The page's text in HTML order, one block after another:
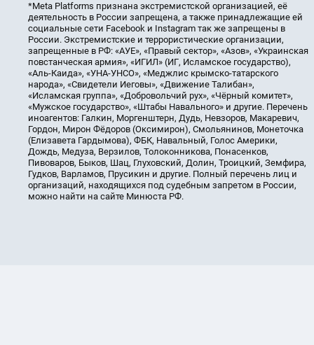
*Meta Platforms признана экстремистской организацией, её
деятельность в России запрещена, а также принадлежащие ей
социальные сети Facebook и Instagram так же запрещены в
России. Экстремистские и террористические организации,
запрещенные в РФ: «АУЕ», «Правый сектор», «Азов», «Украинская
повстанческая армия», «ИГИЛ» (ИГ, Исламское государство),
«Аль-Каида», «УНА-УНСО», «Меджлис крымско-татарского
народа», «Свидетели Иеговы», «Движение Талибан»,
«Исламская группа», «Добровольчий рух», «Чёрный комитет»,
«Мужское государство», «Штабы Навального» и другие. Перечень
иноагентов: Галкин, Моргенштерн, Дудь, Невзоров, Макаревич,
Гордон, Мирон Фёдоров (Оксимирон), Смольянинов, Монеточка
(Елизавета Гардымова), ФБК, Навальный, Голос Америки,
Дождь, Медуза, Верзилов, Толоконникова, Понасенков,
Пивоваров, Быков, Шац, Глуховский, Долин, Троицкий, Земфира,
Гудков, Варламов, Прусикин и другие. Полный перечень лиц и
организаций, находящихся под судебным запретом в России,
можно найти на сайте Минюста РФ.